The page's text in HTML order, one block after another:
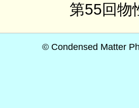
第55回物
© Condensed Matter